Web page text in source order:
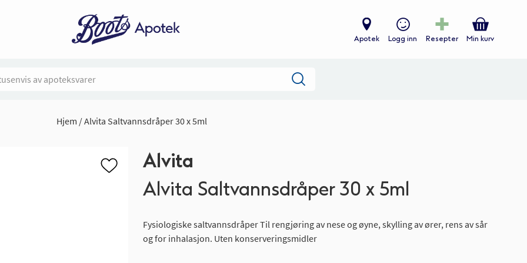
Apotek Logg inn Resepter Min kurv
Hjem Alvita Saltvannsdråper 30 x 5ml
Alvita
Alvita Saltvannsdråper 30 x 5ml
Fysiologiske saltvannsdråper Til rengjøring av nese og øyne, skylling av ører, rens av sår
og for inhalasjon. Uten konserveringsmidler